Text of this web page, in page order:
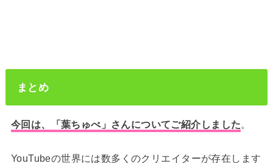
まとめ
今回は、「葉ちゅべ」さんについてご紹介しました。
YouTubeの世界には数多くのクリエイターが存在します